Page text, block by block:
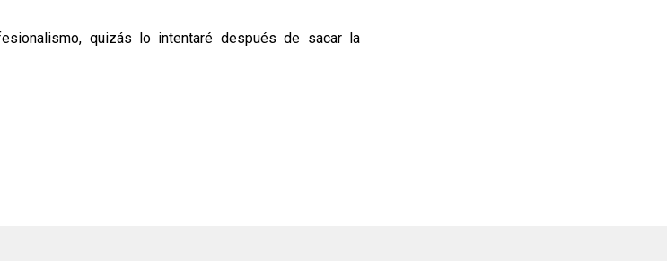
quizás lo intentaré después de sacar la